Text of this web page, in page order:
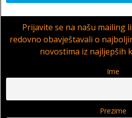
Prijavite se na našu mailing
redovno obavještavali o
novostima iz najljepših
Ime
Prezime